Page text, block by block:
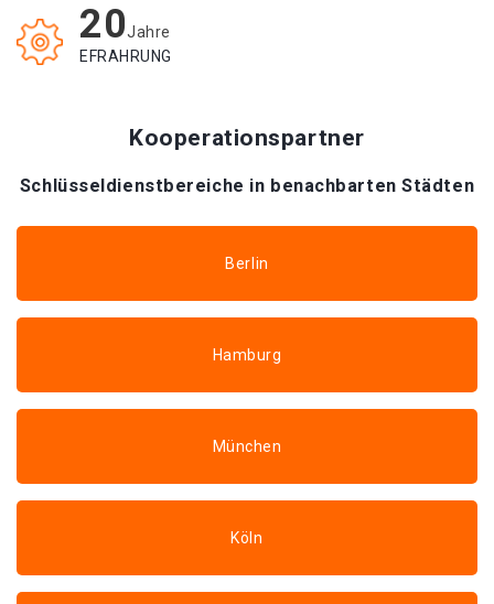
20Jahre
EFRAHRUNG
Kooperationspartner
Schlüsseldienstbereiche in benachbarten Städten
Berlin
Hamburg
München
Köln